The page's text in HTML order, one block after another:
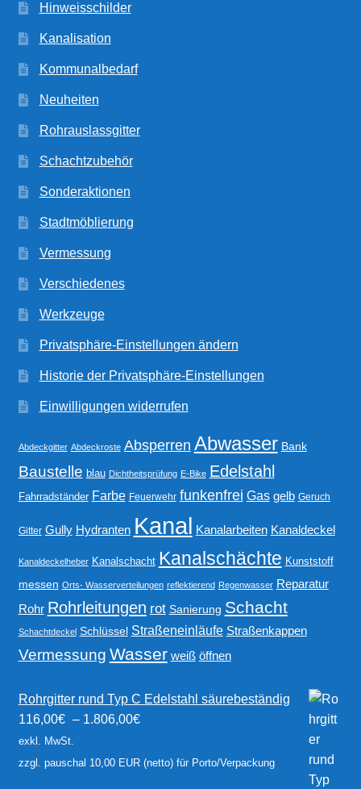
Hinweisschilder
Kanalisation
Kommunalbedarf
Neuheiten
Rohrauslassgitter
Schachtzubehör
Sonderaktionen
Stadtmöblierung
Vermessung
Verschiedenes
Werkzeuge
Privatsphäre-Einstellungen ändern
Historie der Privatsphäre-Einstellungen
Einwilligungen widerrufen
Abdeckgitter Abdeckroste Absperren Abwasser Bank
Baustelle blau Dichtheitsprüfung E-Bike Edelstahl
Fahrradständer Farbe Feuerwehr funkenfrei Gas gelb Geruch
Gitter Gully Hydranten Kanal Kanalarbeiten Kanaldeckel
Kanaldeckelheber Kanalschacht Kanalschächte Kunststoff
messen Orts- Wasserverteilungen reflektierend Regenwasser Reparatur
Rohr Rohrleitungen rot Sanierung Schacht
Schachtdeckel Schlüssel Straßeneinläufe Straßenkappen
Vermessung Wasser weiß öffnen
Rohrgitter rund Typ C Edelstahl säurebeständig
116,00€ – 1.806,00€
exkl. MwSt.
zzgl. pauschal 10,00 EUR (netto) für Porto/Verpackung